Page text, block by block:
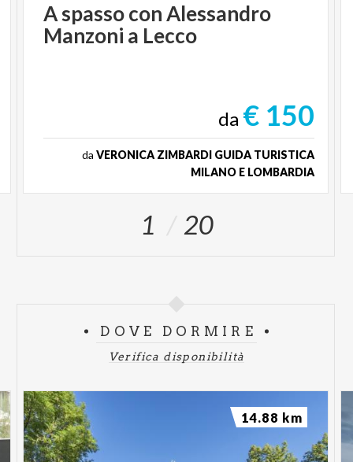
AspassoconAlessandro
Manzoni a Lecco
da € 150
da VERONICA ZIMBARDI GUIDA TURISTICA
MILANO E LOMBARDIA
1 20
DOVE DORMIRE
Verifica disponibilità
14.88 km